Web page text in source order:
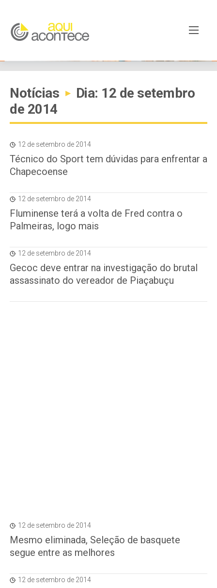
Notícias ▸
Dia: 12 de setembro
de 2014
12 de setembro de 2014
Técnico do Sport tem dúvidas para enfrentar a
Chapecoense
12 de setembro de 2014
Fluminense terá a volta de Fred contra o
Palmeiras, logo mais
12 de setembro de 2014
Gecoc deve entrar na investigação do brutal
assassinato do vereador de Piaçabuçu
12 de setembro de 2014
Mesmo eliminada, Seleção de basquete
segue entre as melhores
12 de setembro de 2014